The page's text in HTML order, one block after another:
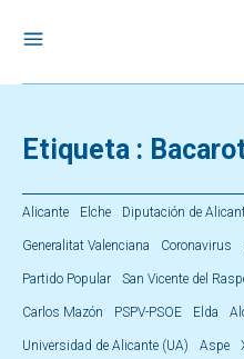
Etiqueta :
Alicante Elche Diputación de
Generalitat Valenciana Coronavirus
Partido Popular San Vicente del
Carlos Mazón PSPV-PSOE Elda
Universidad de Alicante (UA) Aspe